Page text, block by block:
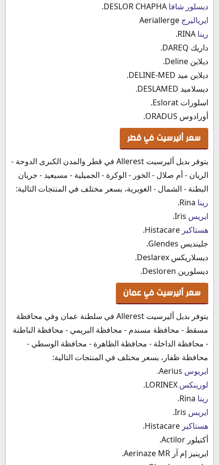
ديسلور شافا
ايرياليرج
رينا
داريك DAREQ.
ديلاين Deline.
ديلاين ميد DELINE-MED.
ديسلاميد DESLAMED.
اسلورات Eslorat.
أورادوس ORADUS.
سعر أليرسيت في قطر
يتوفر بديل أليرسيت Allerest في قطر والمدن الكبرى الدوحة -
الريان - أم صلال - الخور - الوكرة - الجميلية - مسيعيد - جريان
البطنة - الشمال - الغويرية، بسعر مختلف في المنتجات التالية:
رينا
ايريس
هستاكير
جلينديس Glendes.
ديسلاريكس Deslarex.
ديسلورين Desloren.
سعر أليرسيت في عمان
يتوفر بديل أليرسيت Allerest في سلطنة عمان وفي محافظة
مسقط - محافظة مسندم - محافظة البريمي - محافظة الباطنة
- محافظة الداخلة - محافظة الظاهرة - محافظة الوسطي -
محافظة ظفار، بسعر مختلف في المنتجات التالية:
ايريوس
لورينكس
رينا
ايريس
هستاكير
أكتيلور Actilor.
ايرينيز إم آر Aerinaze MR.